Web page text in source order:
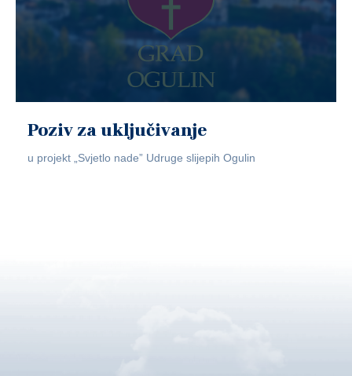
Poziv za uključivanje
u projekt „Svjetlo nade” Udruge slijepih Ogulin